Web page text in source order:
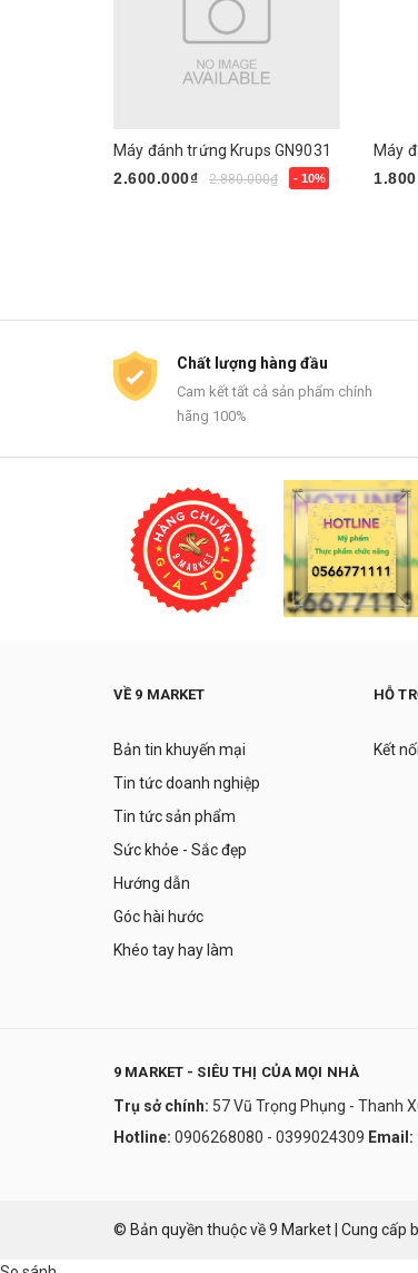
Máy đánh trứng Krups GN9031
2.600.000₫
2.880.000₫ - 10%
Chất lượng hàng đầu
Cam kết tất cả sản phẩm chính
hãng 100%
VỀ 9 MARKET
Bản tin khuyến mại
Tin tức doanh nghiệp
Tin tức sản phẩm
Sức khỏe - Sắc đẹp
Hướng dẫn
Góc hài hước
Khéo tay hay làm
HỖ
Kết
9 MARKET - SIÊU THỊ CỦA MỌI NHÀ
Trụ sở chính: 57 Vũ Trọng Phụng - Thanh
Hotline: 0906268080 - 0399024309 Email:
© Bản quyền thuộc về 9 Market| Cung cấp